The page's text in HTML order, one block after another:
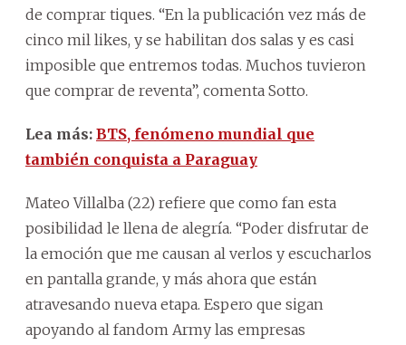
de comprar tiques. “En la publicación vez más de
cinco mil likes, y se habilitan dos salas y es casi
imposible que entremos todas. Muchos tuvieron
que comprar de reventa”, comenta Sotto.
Lea más: BTS, fenómeno mundial que
también conquista a Paraguay
Mateo Villalba (22) refiere que como fan esta
posibilidad le llena de alegría. “Poder disfrutar de
la emoción que me causan al verlos y escucharlos
en pantalla grande, y más ahora que están
atravesando nueva etapa. Espero que sigan
apoyando al fandom Army las empresas